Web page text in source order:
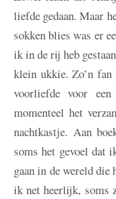
liefde gedaan. Maar
sokken blies was er
ik in de rij heb
klein ukkie. Zo’n fan
voorliefde voor
momenteel het
nachtkastje. Aan
soms het gevoel dat
gaan in de wereld
ik net heerlijk, soms